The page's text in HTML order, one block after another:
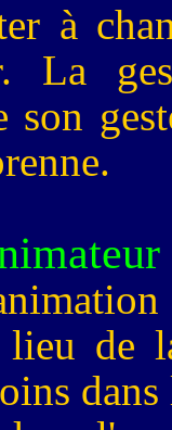
à
La
son
de